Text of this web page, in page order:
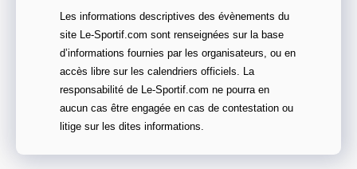
Les informations descriptives des évènements du
site Le-Sportif.com sont renseignées sur la base
d’informations fournies par les organisateurs, ou en
accès libre sur les calendriers officiels. La
responsabilité de Le-Sportif.com ne pourra en
aucun cas être engagée en cas de contestation ou
litige sur les dites informations.